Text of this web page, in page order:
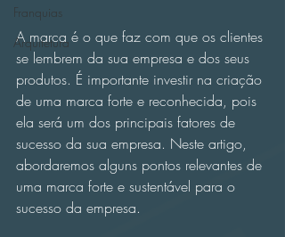
Franquias
Arquitetura
A marca é o que faz com que os clientes
se lembrem da sua empresa e dos seus
produtos. É importante investir na criação
de uma marca forte e reconhecida, pois
ela será um dos principais fatores de
sucesso da sua empresa. Neste artigo,
abordaremos alguns pontos relevantes de
uma marca forte e sustentável para o
sucesso da empresa.